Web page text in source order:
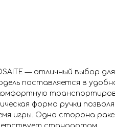
— отличный выбор для
поставляется в
форма ручки
игры. Одна сторона